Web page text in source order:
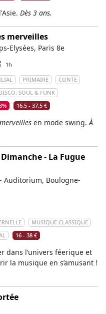
Dès 3 ans.
merveilles
Elysées, Paris 8e
1h
PRIMAIRE
CONTE
SOUL & FUNK
16,5 - 37,5 €
en mode swing.À
- La Fugue
Auditorium, Boulogne-
MUSIQUE CLASSIQUE
16 - 38 €
dans l’univers féerique et
la musique en s’amusant !